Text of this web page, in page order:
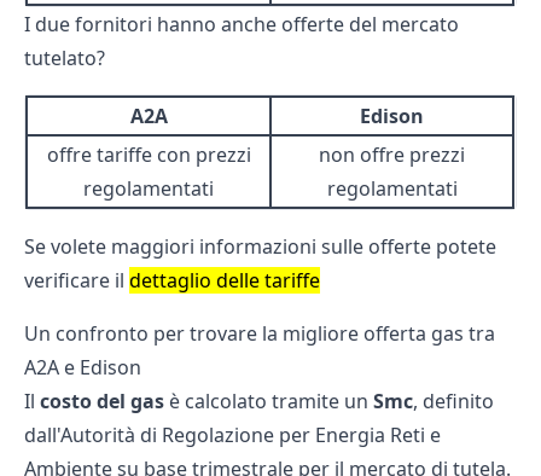
I due fornitori hanno anche offerte del mercato
tutelato?
A2A
Edison
offre tariffe con prezzi
regolamentati
non offre prezzi
regolamentati
Se volete maggiori informazioni sulle offerte potete
verificare il dettaglio delle tariffe
Un confronto per trovare la migliore offerta gas tra
A2A e Edison
Il costo del gas è calcolato tramite un Smc, definito
dall'Autorità di Regolazione per Energia Reti e
Ambiente su base trimestrale per il mercato di tutela.